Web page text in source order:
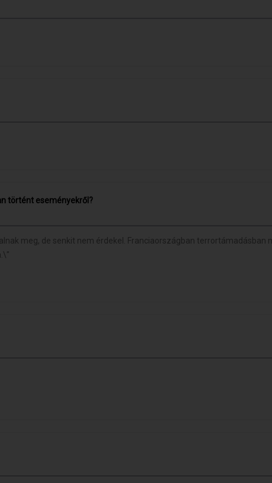
történt eseményekről?
meg, de senkit nem érdekel. Franciaországban terrortámadásban